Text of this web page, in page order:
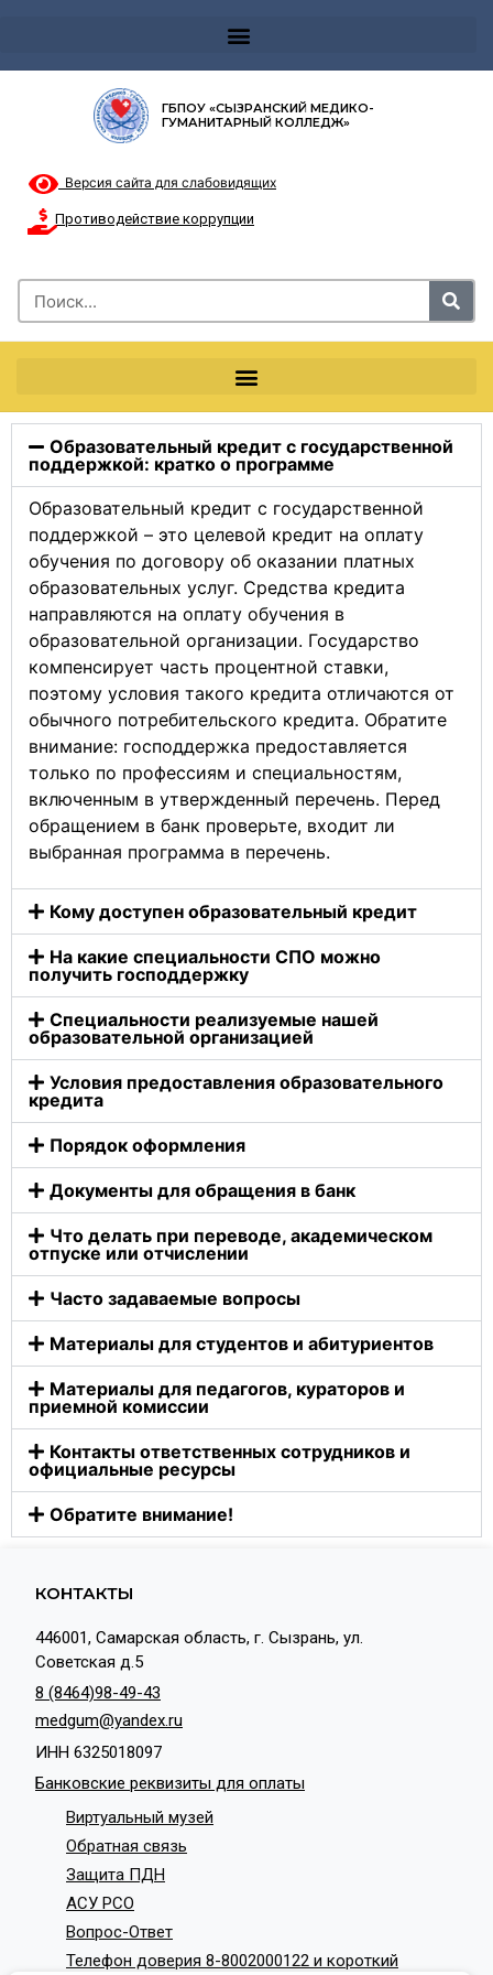
ГБПОУ «СЫЗРАНСКИЙ МЕДИКО-
ГУМАНИТАРНЫЙ КОЛЛЕДЖ»
Версия сайта для слабовидящих
Противодействие коррупции
Образовательный кредит с государственной
поддержкой: кратко о программе
Образовательный кредит с государственной
поддержкой – это целевой кредит на оплату
обучения по договору об оказании платных
образовательных услуг. Средства кредита
направляются на оплату обучения в
образовательной организации. Государство
компенсирует часть процентной ставки,
поэтому условия такого кредита отличаются от
обычного потребительского кредита. Обратите
внимание: господдержка предоставляется
только по профессиям и специальностям,
включенным в утвержденный перечень. Перед
обращением в банк проверьте, входит ли
выбранная программа в перечень.
Кому доступен образовательный кредит
На какие специальности СПО можно
получить господдержку
Cпециальности реализуемые нашей
образовательной организацией
Условия предоставления образовательного
кредита
Порядок оформления
Документы для обращения в банк
Что делать при переводе, академическом
отпуске или отчислении
Часто задаваемые вопросы
Материалы для студентов и абитуриентов
Материалы для педагогов, кураторов и
приемной комиссии
Контакты ответственных сотрудников и
официальные ресурсы
Обратите внимание!
КОНТАКТЫ
446001, Самарская область, г. Сызрань, ул.
Советская д.5
8 (8464)98-49-43
medgum@yandex.ru
ИНН 6325018097
Банковские реквизиты для оплаты
Виртуальный музей
Обратная связь
Защита ПДН
АСУ РСО
Вопрос-Ответ
Телефон доверия 8-8002000122 и короткий